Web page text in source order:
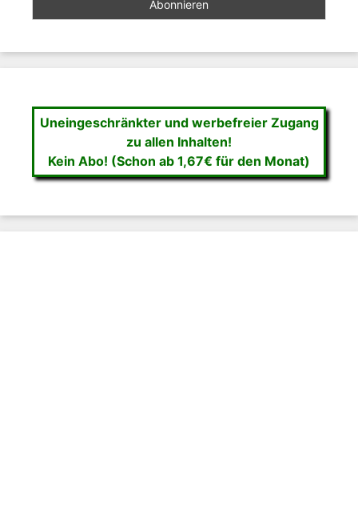
Uneingeschränkter und werbefreier Zugang
zu allen Inhalten!
Kein Abo! (Schon ab 1,67€ für den Monat)